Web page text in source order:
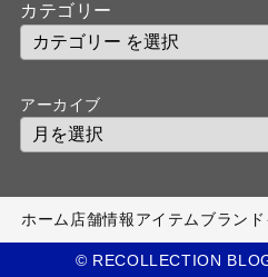
カテゴリー
アーカイブ
ホーム 店舗情報アイテムブランド
© RECOLLECTION